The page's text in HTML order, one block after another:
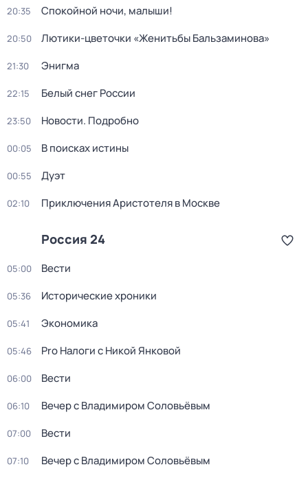
20:35 Спокойной ночи, малыши!
20:50 Лютики-цветочки «Женитьбы Бальзаминова»
21:30 Энигма
22:15 Белый снег России
23:50 Новости. Подробно
00:05 В поисках истины
00:55 Дуэт
02:10 Приключения Аристотеля в Москве
Россия 24
05:00 Вести
05:36 Исторические хроники
05:41 Экономика
05:46 Pro Налоги с Никой Янковой
06:00 Вести
06:10 Вечер с Владимиром Соловьёвым
07:00 Вести
07:10 Вечер с Владимиром Соловьёвым